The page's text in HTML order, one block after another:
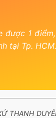
1
tại Tp. HCM.